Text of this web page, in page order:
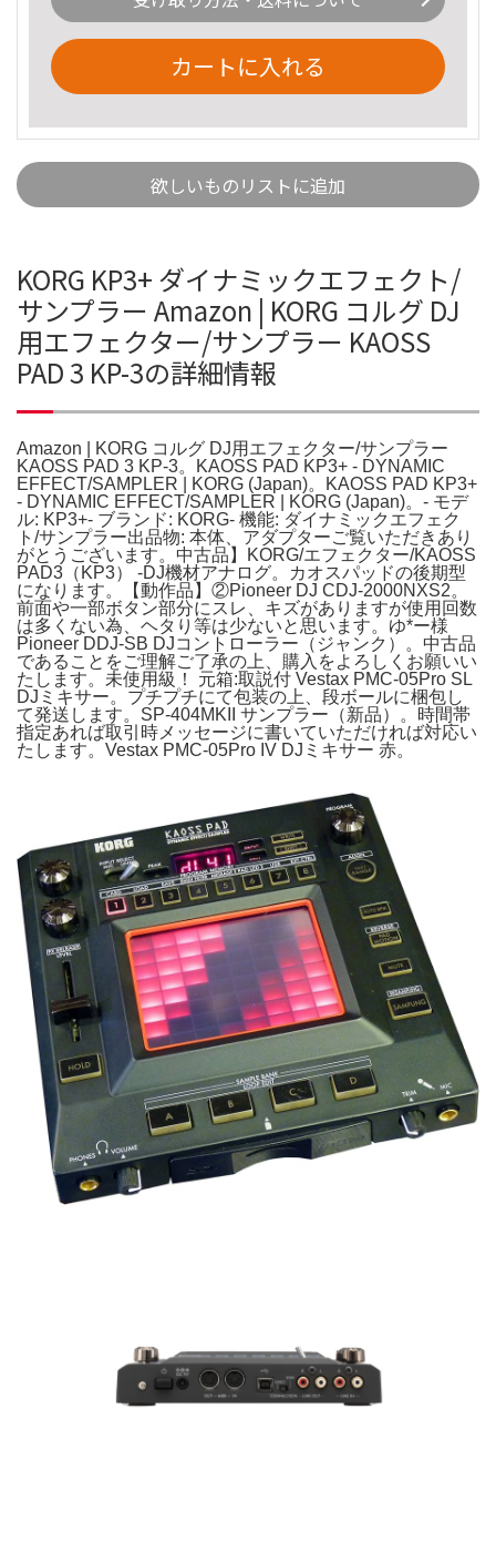
カートに入れる
欲しいものリストに追加
KORG KP3+ ダイナミックエフェクト/
サンプラー Amazon | KORG コルグ DJ
用エフェクター/サンプラー KAOSS
PAD 3 KP-3の詳細情報
Amazon | KORG コルグ DJ用エフェクター/サンプラー
KAOSS PAD 3 KP-3。KAOSS PAD KP3+ - DYNAMIC
EFFECT/SAMPLER | KORG (Japan)。KAOSS PAD KP3+
- DYNAMIC EFFECT/SAMPLER | KORG (Japan)。- モデ
ル: KP3+- ブランド: KORG- 機能: ダイナミックエフェク
ト/サンプラー出品物: 本体、アダプターご覧いただきあり
がとうございます。中古品】KORG/エフェクター/KAOSS
PAD3（KP3） -DJ機材アナログ。カオスパッドの後期型
になります。【動作品】②Pioneer DJ CDJ-2000NXS2。
前面や一部ボタン部分にスレ、キズがありますが使用回数
は多くない為、ヘタり等は少ないと思います。ゆ*ー様
Pioneer DDJ-SB DJコントローラー（ジャンク）。中古品
であることをご理解ご了承の上、購入をよろしくお願いい
たします。未使用級！ 元箱:取説付 Vestax PMC-05Pro SL
DJミキサー。プチプチにて包装の上、段ボールに梱包し
て発送します。SP-404MKII サンプラー（新品）。時間帯
指定あれば取引時メッセージに書いていただければ対応い
たします。Vestax PMC-05Pro IV DJミキサー 赤。